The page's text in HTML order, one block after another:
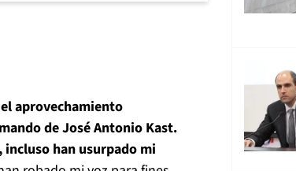
aprovechamiento
de José Antonio Kast.
han usurpado mi